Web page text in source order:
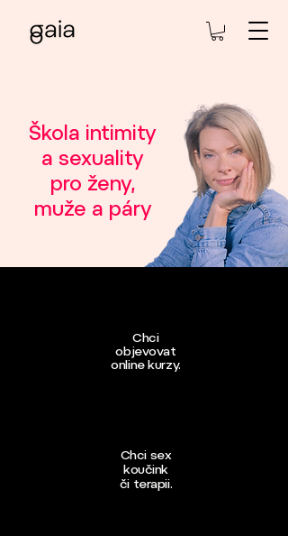
​Škola intimity
a sexuality
pro ženy,
muže a páry
Chci
objevovat
online kurzy.
Chci sex
koučink
či terapii.